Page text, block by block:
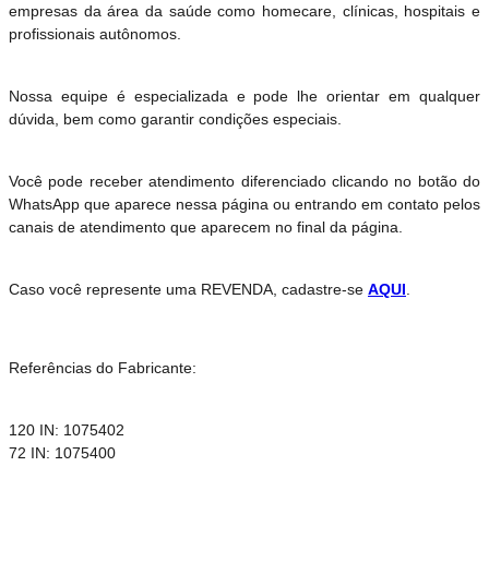
empresas da área da saúde como homecare, clínicas, hospitais e
profissionais autônomos.
Nossa equipe é especializada e pode lhe orientar em qualquer
dúvida, bem como garantir condições especiais.
Você pode receber atendimento diferenciado clicando no botão do
WhatsApp que aparece nessa página ou entrando em contato pelos
canais de atendimento que aparecem no final da página.
Caso você represente uma REVENDA, cadastre-se AQUI
Referências do Fabricante:
120 IN: 1075402
72 IN: 1075400